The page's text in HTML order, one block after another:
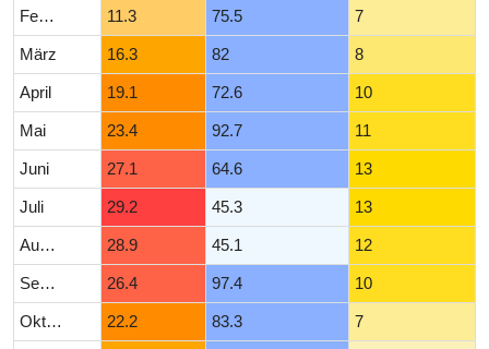
Februar 11.3 75.5 7
März 16.3 82 8
April 19.1 72.6 10
Mai 23.4 92.7 11
Juni 27.1 64.6 13
Juli 29.2 45.3 13
August 28.9 45.1 12
September 26.4 97.4 10
Oktober 22.2 83.3 7